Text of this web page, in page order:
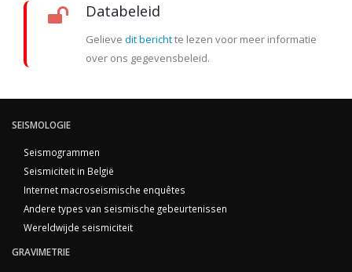
Databeleid
Gelieve dit berichtte lezen voor meer informatie
over ons gegevensbeleid.
SEISMOLOGIE
Seismogrammen
Seismiciteit in België
Internet macroseismische enquêtes
Andere types van seismische gebeurtenissen
Wereldwijde seismiciteit
GRAVIMETRIE